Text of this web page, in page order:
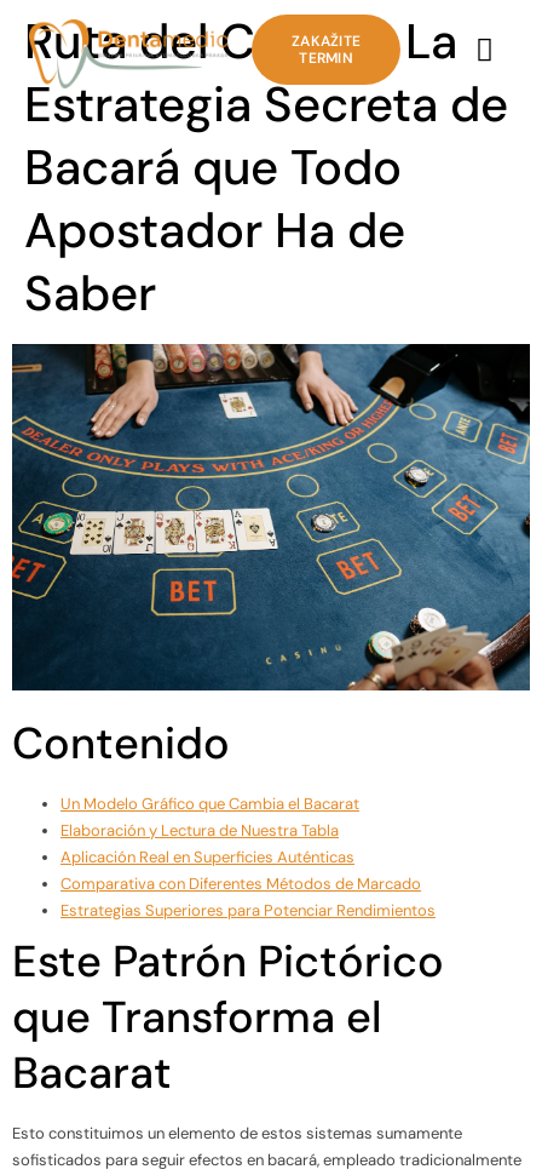
ZAKAŽITE
TERMIN
Ruta del Conejo: La
Estrategia Secreta de
Bacará que Todo
Apostador Ha de
Saber
Contenido
Un Modelo Gráfico que Cambia el Bacarat
Elaboración y Lectura de Nuestra Tabla
Aplicación Real en Superficies Auténticas
Comparativa con Diferentes Métodos de Marcado
Estrategias Superiores para Potenciar Rendimientos
Este Patrón Pictórico
que Transforma el
Bacarat
Esto constituimos un elemento de estos sistemas sumamente
sofisticados para seguir efectos en bacará, empleado tradicionalmente